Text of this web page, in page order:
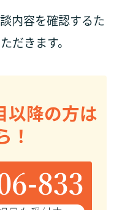
内容を確認するた
だきます。
以降の方は
！